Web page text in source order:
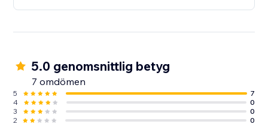
5.0 genomsnittlig betyg
7 omdömen
5
7
4
0
3
0
2
0